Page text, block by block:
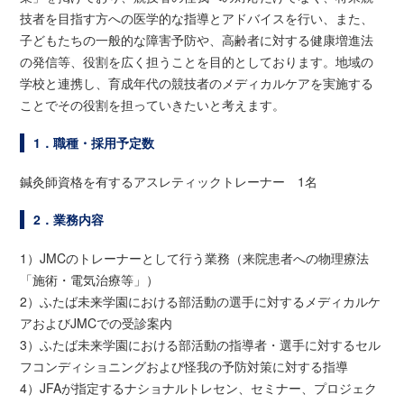
技者を目指す方への医学的な指導とアドバイスを行い、また、
子どもたちの一般的な障害予防や、高齢者に対する健康増進法
の発信等、役割を広く担うことを目的としております。地域の
学校と連携し、育成年代の競技者のメディカルケアを実施する
ことでその役割を担っていきたいと考えます。
1．職種・採用予定数
鍼灸師資格を有するアスレティックトレーナー 1名
2．業務内容
1）JMCのトレーナーとして行う業務（来院患者への物理療法
「施術・電気治療等」）
2）ふたば未来学園における部活動の選手に対するメディカルケ
アおよびJMCでの受診案内
3）ふたば未来学園における部活動の指導者・選手に対するセル
フコンディショニングおよび怪我の予防対策に対する指導
4）JFAが指定するナショナルトレセン、セミナー、プロジェク